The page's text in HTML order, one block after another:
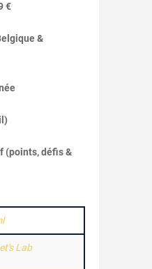
€
&
(points, défis &
Lab